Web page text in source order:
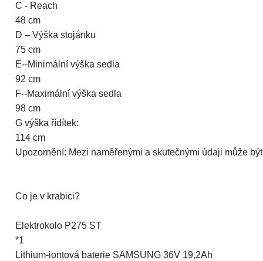
C - Reach
48 cm
D – Výška stojánku
75 cm
E--Minimální výška sedla
92 cm
F--Maximální výška sedla
98 cm
G výška řídítek:
114 cm
Upozornění: Mezi naměřenými a skutečnými údaji může
Co je v krabici?
Elektrokolo P275 ST
*1
Lithium-iontová baterie SAMSUNG 36V 19,2Ah